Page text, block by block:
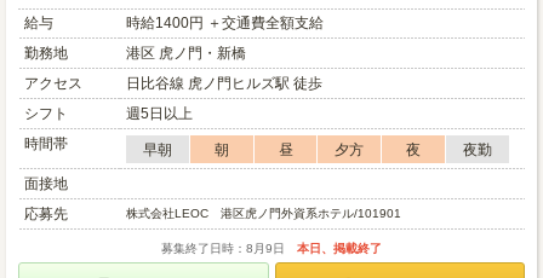
給与
時給1400円 ＋交通費全額支給
勤務地
港区 虎ノ門・新橋
アクセス
日比谷線 虎ノ門ヒルズ駅 徒歩
シフト
週5日以上
時間帯
早朝 朝 昼 夕方 夜
夜勤
面接地
応募先
株式会社LEOC 港区虎ノ門外資系ホテル/101901
募集終了日時：8月9日 本日、掲載終了